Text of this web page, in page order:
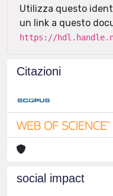
Utilizza questo
un link a questo
https://
Citazioni
social impact